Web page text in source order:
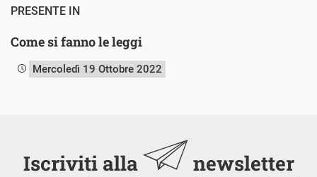
PRESENTE IN
Come si fanno le leggi
Mercoledì 19 Ottobre 2022
Iscriviti alla newsletter